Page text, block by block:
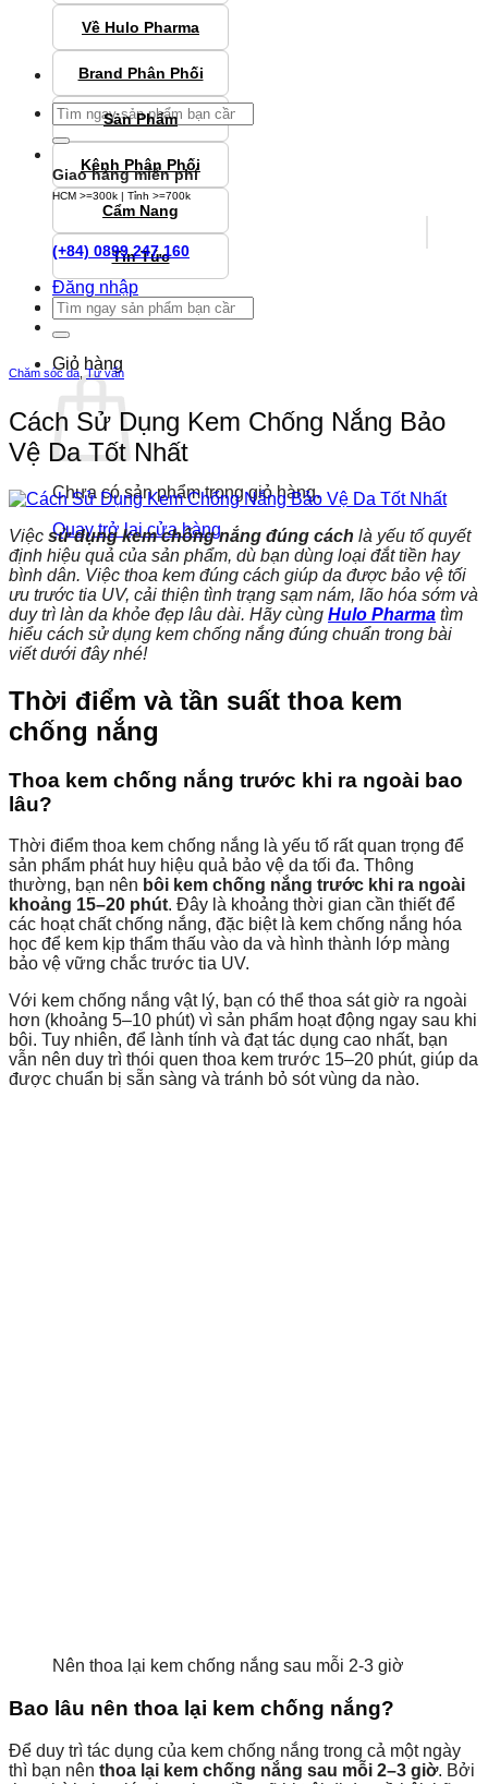
Tìm
kiếm:
Giao hàng miễn phí
HCM >=300k | Tỉnh >=700k
(+84) 0899 247 160
Đăng nhập
Giỏ hàng
Chưa có sản phẩm trong giỏ hàng.
Quay trở lại cửa hàng
Về Hulo Pharma
Brand Phân Phối
Sản Phẩm
Kênh Phân Phối
Cẩm Nang
Tin Tức
Tìm
kiếm:
Chăm sóc da ,Tư vấn
Cách Sử Dụng Kem Chống Nắng Bảo
Vệ Da Tốt Nhất
Việc sử dụng kem chống nắng đúng cách là yếu tố quyết
định hiệu quả của sản phẩm, dù bạn dùng loại đắt tiền hay
bình dân. Việc thoa kem đúng cách giúp da được bảo vệ tối
ưu trước tia UV, cải thiện tình trạng sạm nám, lão hóa sớm và
duy trì làn da khỏe đẹp lâu dài. Hãy cùng Hulo Pharma tìm
hiểu cách sử dụng kem chống nắng đúng chuẩn trong bài
viết dưới đây nhé!
Thời điểm và tần suất thoa kem
chống nắng
Thoa kem chống nắng trước khi ra ngoài bao
lâu?
Thời điểm thoa kem chống nắng là yếu tố rất quan trọng để
sản phẩm phát huy hiệu quả bảo vệ da tối đa. Thông
thường, bạn nên bôi kem chống nắng trước khi ra ngoài
khoảng 15–20 phút. Đây là khoảng thời gian cần thiết để
các hoạt chất chống nắng, đặc biệt là kem chống nắng hóa
học để kem kịp thẩm thấu vào da và hình thành lớp màng
bảo vệ vững chắc trước tia UV.
Với kem chống nắng vật lý, bạn có thể thoa sát giờ ra ngoài
hơn (khoảng 5–10 phút) vì sản phẩm hoạt động ngay sau khi
bôi. Tuy nhiên, để lành tính và đạt tác dụng cao nhất, bạn
vẫn nên duy trì thói quen thoa kem trước 15–20 phút, giúp da
được chuẩn bị sẵn sàng và tránh bỏ sót vùng da nào.
Nên thoa lại kem chống nắng sau mỗi 2-3 giờ
Bao lâu nên thoa lại kem chống nắng?
Để duy trì tác dụng của kem chống nắng trong cả một ngày
thì bạn nên thoa lại kem chống nắng sau mỗi 2–3 giờ. Bởi